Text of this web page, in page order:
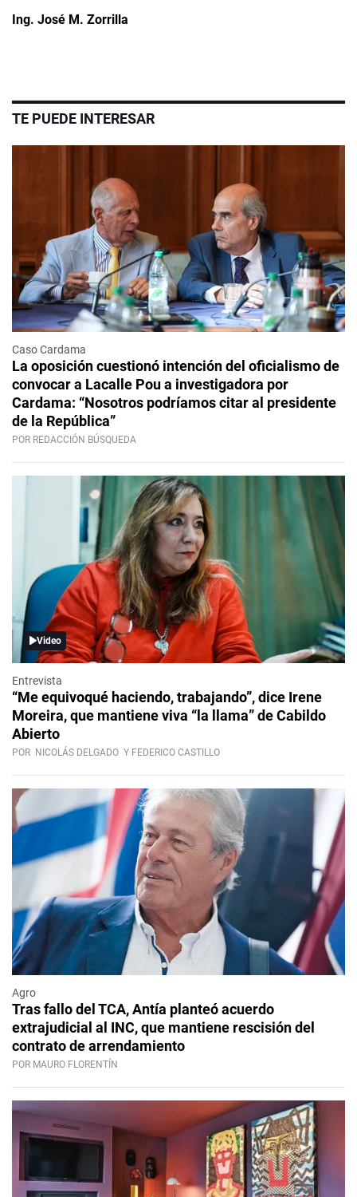
Ing. José M. Zorrilla
TE PUEDE INTERESAR
Caso Cardama
La oposición cuestionó intención del oficialismo de
convocar a Lacalle Pou a investigadora por
Cardama: “Nosotros podríamos citar al presidente
de la República”
POR REDACCIÓN BÚSQUEDA
Video
Entrevista
“Me equivoqué haciendo, trabajando”, dice Irene
Moreira, que mantiene viva “la llama” de Cabildo
Abierto
POR NICOLÁS DELGADO Y FEDERICO CASTILLO
Agro
Tras fallo del TCA, Antía planteó acuerdo
extrajudicial al INC, que mantiene rescisión del
contrato de arrendamiento
POR MAURO FLORENTÍN